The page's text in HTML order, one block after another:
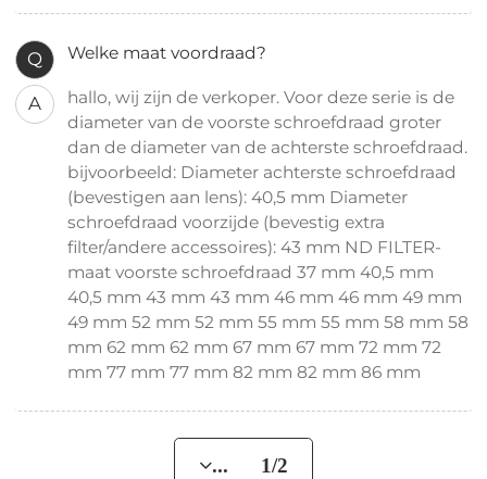
Q Welke maat voordraad?
A
hallo, wij zijn de verkoper. Voor deze serie is de
diameter van de voorste schroefdraad groter
dan de diameter van de achterste schroefdraad.
bijvoorbeeld: Diameter achterste schroefdraad
(bevestigen aan lens): 40,5 mm Diameter
schroefdraad voorzijde (bevestig extra
filter/andere accessoires): 43 mm ND FILTER-
maat voorste schroefdraad 37 mm 40,5 mm
40,5 mm 43 mm 43 mm 46 mm 46 mm 49 mm
49 mm 52 mm 52 mm 55 mm 55 mm 58 mm 58
mm 62 mm 62 mm 67 mm 67 mm 72 mm 72
mm 77 mm 77 mm 82 mm 82 mm 86 mm
... 1/2